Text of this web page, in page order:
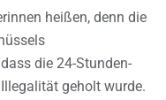
heißen, denn die
die 24-Stunden-
geholt wurde.